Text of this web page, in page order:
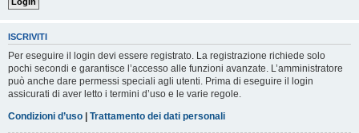
ISCRIVITI
Per eseguire il login devi essere registrato. La registrazione richiede solo
pochi secondi e garantisce l’accesso alle funzioni avanzate. L’amministratore
può anche dare permessi speciali agli utenti. Prima di eseguire il login
assicurati di aver letto i termini d’uso e le varie regole.
Condizioni d’uso | Trattamento dei dati personali